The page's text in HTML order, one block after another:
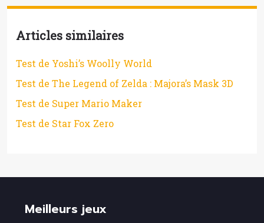
Articles similaires
Test de Yoshi’s Woolly World
Test de The Legend of Zelda : Majora’s Mask 3D
Test de Super Mario Maker
Test de Star Fox Zero
Meilleurs jeux